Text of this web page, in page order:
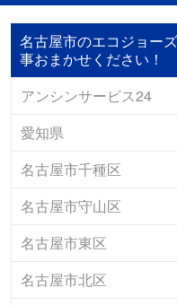
名古屋市のエコジョー
事おまかせください！
アンシンサービス24
愛知県
名古屋市千種区
名古屋市守山区
名古屋市東区
名古屋市北区